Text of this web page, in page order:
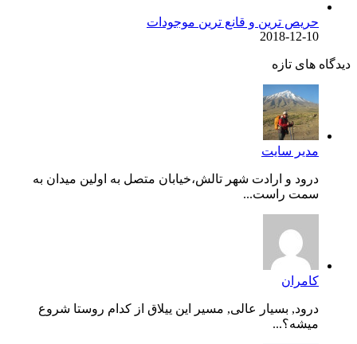
حریص ترین و قانع ترین موجودات
2018-12-10
دیدگاه های تازه
مدیر سایت
درود و ارادت شهر تالش،خیابان متصل به اولین میدان به
سمت راست...
کامران
درود, بسیار عالی, مسیر این ییلاق از کدام روستا شروع
میشه؟...